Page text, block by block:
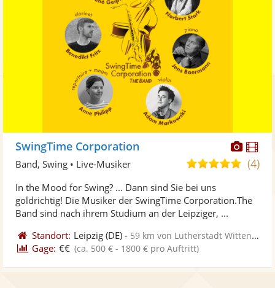
SwingTime Corporation
4,9
5
(4)
Band, Swing • Live-Musiker
In the Mood for Swing? ... Dann sind Sie bei uns
goldrichtig! Die Musiker der SwingTime Corporation.The
Band sind nach ihrem Studium an der Leipziger, ...
Standort: Leipzig (DE) - 59 km von Lutherstadt Wittenberg
Gage: €€ (ca. 500 € - 1800 € pro Auftritt)